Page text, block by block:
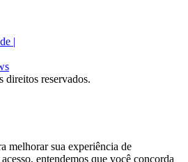
direitos reservados.
melhorar sua experiência de
entendemos que você concorda